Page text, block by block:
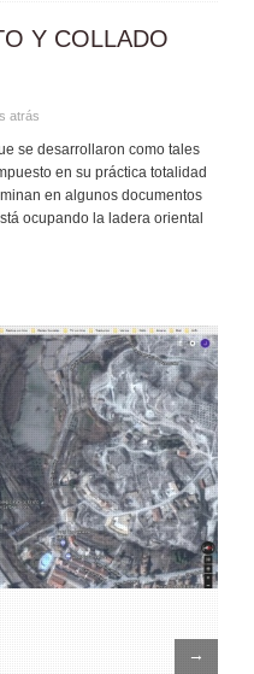
Y COLLADO
atrás
se desarrollaron como tales
en su práctica totalidad
en algunos documentos
ocupando la ladera oriental
→